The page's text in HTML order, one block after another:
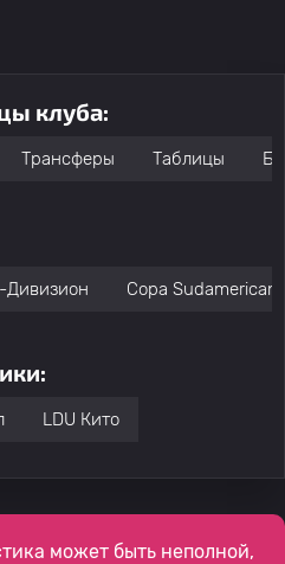
клуба:
Трансферы Таблицы
Copa
LDU Кито
может быть неполной,